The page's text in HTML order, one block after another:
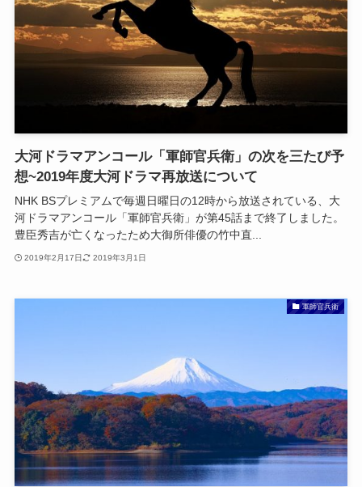
大河ドラマアンコール「軍師官兵衛」の次を三たび予
想~2019年度大河ドラマ再放送について
NHK BSプレミアムで毎週日曜日の12時から放送されている、大
河ドラマアンコール「軍師官兵衛」が第45話まで終了しました。
豊臣秀吉が亡くなったため大御所俳優の竹中直...
2019年2月17日 2019年3月1日
軍師官兵衛